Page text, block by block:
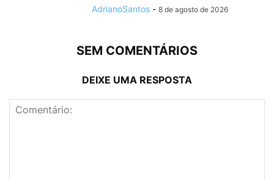
AdrianoSantos - 8 de agosto de 2026
SEM COMENTÁRIOS
DEIXE UMA RESPOSTA